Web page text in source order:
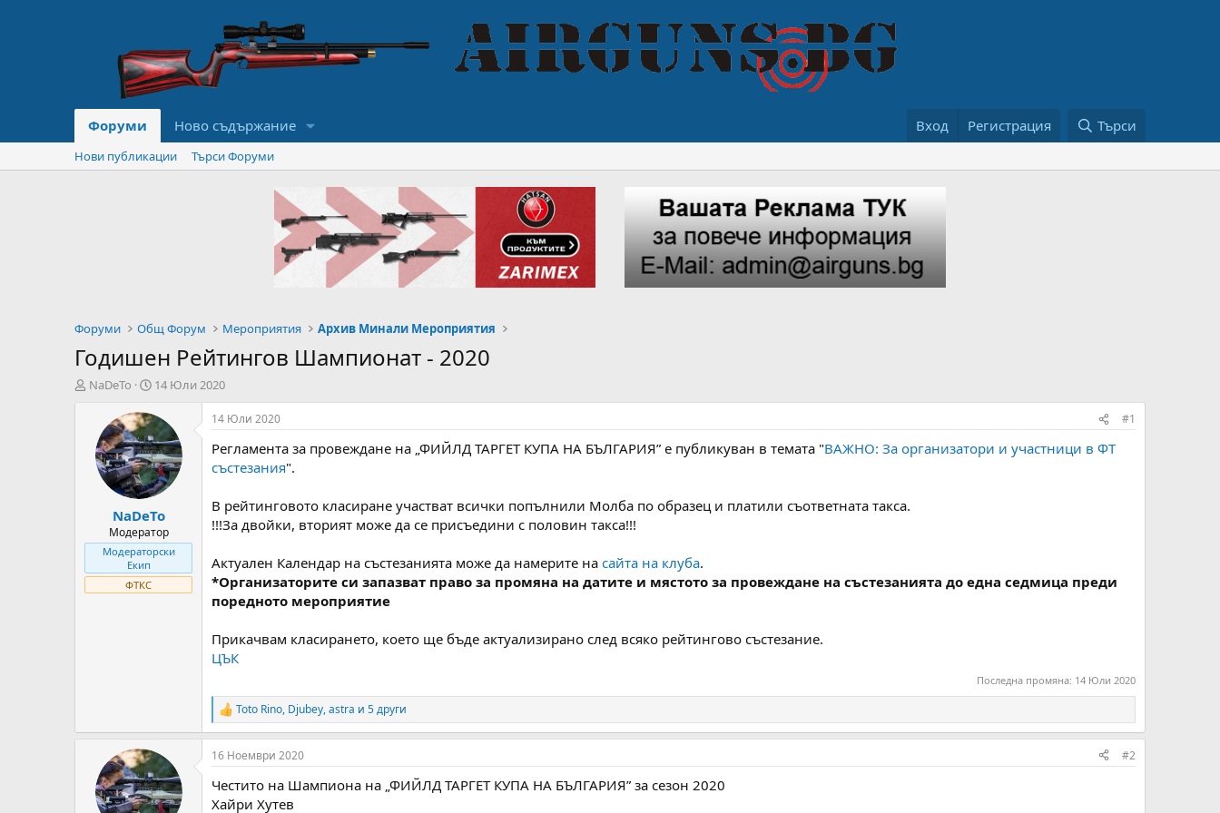
Форуми Ново съдържание Вход Регистрация Търси
Нови публикации Търси Форуми
Форуми Общ Форум Мероприятия Архив Минали Мероприятия
Годишен Рейтингов Шампионат - 2020
А
а
а
NaDeTo
Н
ч
а
л
н
а
Д
а
т
а
14 Юли 2020
NaDeTo
Модератор
Модераторски
Екип
ФТКС
14 Юли 2020 #1
Регламента за провеждане на „ФИЙЛД ТАРГЕТ КУПА НА БЪЛГАРИЯ” е публикуван в темата "ВАЖНО: За организатори и участници в ФТ
състезания".
В рейтинговото класиране участват всички попълнили Молба по образец и платили съответната такса.
!!!За двойки, вторият може да се присъедини с половин такса!!!
Актуален Календар на състезанията може да намерите на сайта на клуба.
*Организаторите си запазват право за промяна на датите и мястото за провеждане на състезанията до една седмица преди
поредното мероприятие
Прикачвам класирането, което ще бъде актуализирано след всяко рейтингово състезание.
ЦЪК
Последна промяна: 14 Юли 2020
R
e
a
c
i
o
Toto Rino, Djubey,astra и 5 други
16 Ноември 2020 #2
Честито на Шампиона на „ФИЙЛД ТАРГЕТ КУПА НА БЪЛГАРИЯ” за сезон 2020
Хайри Хутев